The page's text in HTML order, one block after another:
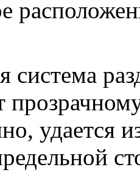
система
удается